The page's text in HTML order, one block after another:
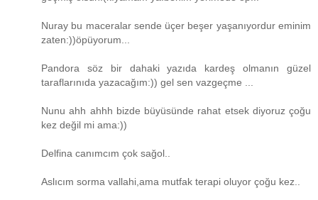
Nuray bu maceralar sende üçer beşer yaşanıyordur eminim
zaten:))öpüyorum...
Pandora söz bir dahaki yazıda kardeş olmanın güzel
taraflarınıda yazacağım:)) gel sen vazgeçme ...
Nunu ahh ahhh bizde büyüsünde rahat etsek diyoruz çoğu
kez değil mi ama:))
Delfina canımcım çok sağol..
Aslıcım sorma vallahi,ama mutfak terapi oluyor çoğu kez..